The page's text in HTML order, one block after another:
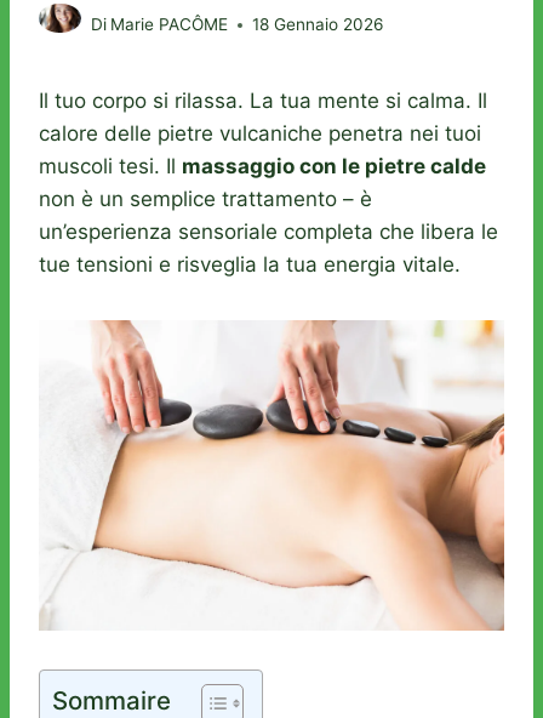
Di Marie PACÔME 18 Gennaio 2026
Il tuo corpo si rilassa. La tua mente si calma. Il
calore delle pietre vulcaniche penetra nei tuoi
muscoli tesi. Il massaggio con le pietre calde
non è un semplice trattamento – è
un’esperienza sensoriale completa che libera le
tue tensioni e risveglia la tua energia vitale.
Sommaire